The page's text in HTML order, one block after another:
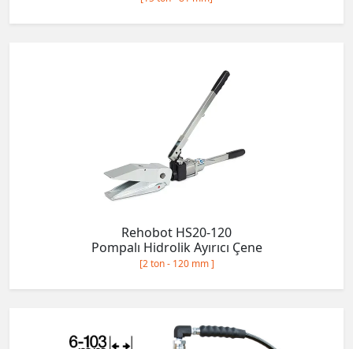
Rehobot HS20-120
Pompalı Hidrolik Ayırıcı Çene
[2 ton - 120 mm ]